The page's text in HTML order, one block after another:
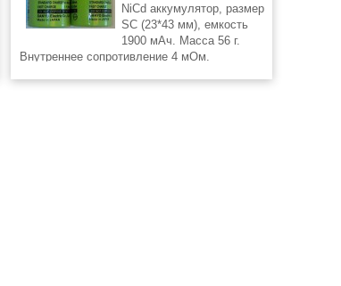
NiCd аккумулятор, размер
SC (23*43 мм), емкость
1900 мАч. Масса 56 г.
Внутреннее сопротивление 4 мОм.